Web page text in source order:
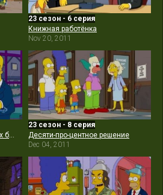
23 сезон - 6 серия
Книжная работёнка
Nov 20, 2011
Человек в синих фланелевых брюках
23 сезон - 8 серия
Десяти-про-центное решение
Dec 04, 2011